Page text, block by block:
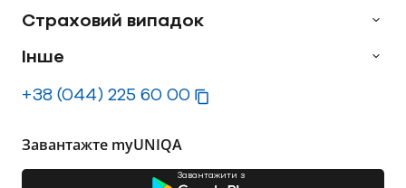
Страховий випадок
Інше
+38 (044) 225 60 00
Завантажте myUNIQA
Завантажити з